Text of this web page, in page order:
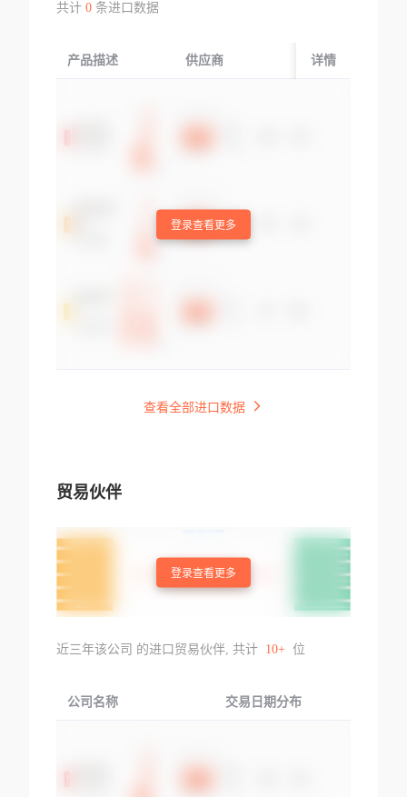
共计 0条进口数据
产品描述 供应商 起运国/地区
详情
登录查看更多
查看全部进口数据
贸易伙伴
登录查看更多
近三年该公司 的进口贸易伙伴, 共计 10+ 位
公司名称 交易日期分布